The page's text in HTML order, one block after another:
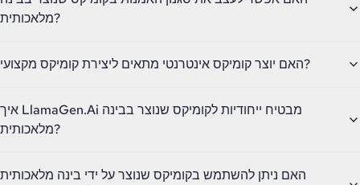
מלאכותית?
האם יוצר קומיקס אינטרנטי מתאים ליצירת קומיקס מקצועי?
איך LlamaGen.Ai מבטיח ייחודיות לקומיקס שנוצר בבינה
מלאכותית?
האם ניתן להשתמש בקומיקס שנוצר על ידי בינה מלאכותית